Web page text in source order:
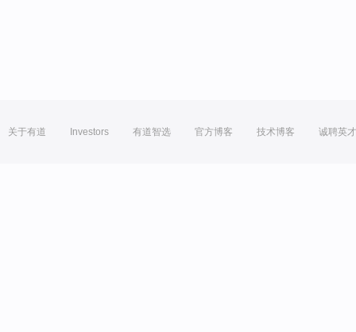
关于有道 Investors 有道智选 官方博客 技术博客 诚聘英才